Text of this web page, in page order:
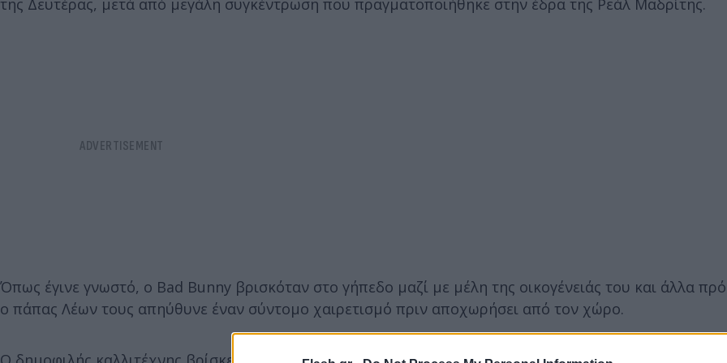
της Δευτέρας, μετά από μεγάλη συγκέντρωση που πραγματοποιήθηκε στην έδρα της Ρεάλ Μαδρίτης.
Όπως έγινε γνωστό, ο Bad Bunny βρισκόταν στο γήπεδο μαζί με μέλη της οικογένειάς του και άλλα
ο πάπας Λέων τους απηύθυνε έναν σύντομο χαιρετισμό πριν αποχωρήσει από τον χώρο.